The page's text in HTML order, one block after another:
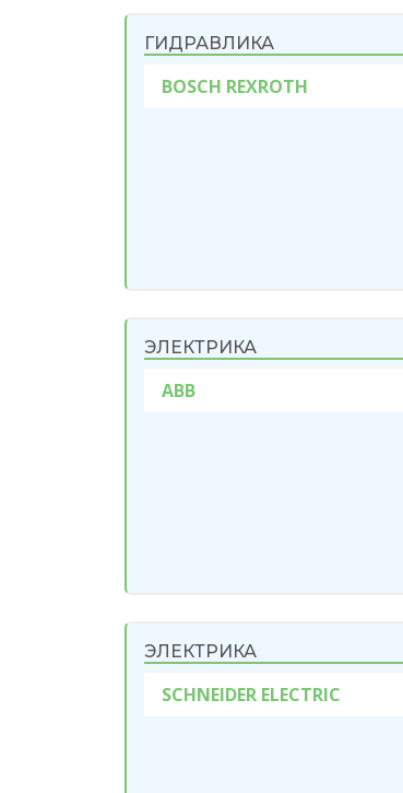
ГИДРАВЛИКА
BOSCH REXROTH
ЭЛЕКТРИКА
ABB
ЭЛЕКТРИКА
SCHNEIDER ELECTRIC